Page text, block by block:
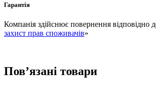
Гарантія
Компанія здійснює повернення відповідно
захист прав споживачів»
Повʼязані товари